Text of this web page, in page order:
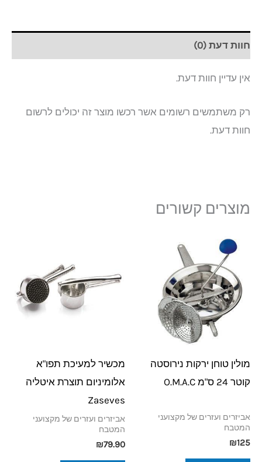
חוות דעת (0)
אין עדיין חוות דעת.
רק משתמשים רשומים אשר רכשו מוצר זה יכולים לרשום
חוות דעת.
מוצרים קשורים
מולין טוחן ירקות נירוסטה
קוטר 24 ס"מ O.M.A.C
אביזרים ועזרים של מקצועני
המטבח
₪125
מכשיר למעיכת תפו"א
אלומיניום תוצרת איטליה
Zaseves
אביזרים ועזרים של מקצועני
המטבח
₪79.90